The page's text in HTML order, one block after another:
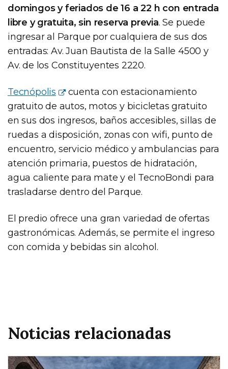
domingos y feriados de 16 a 22 h con entrada
libre y gratuita, sin reserva previa. Se puede
ingresar al Parque por cualquiera de sus dos
entradas: Av. Juan Bautista de la Salle 4500 y
Av. de los Constituyentes 2220.
Tecnópolis
cuenta con estacionamiento
gratuito de autos, motos y bicicletas gratuito
en sus dos ingresos, baños accesibles, sillas de
ruedas a disposición, zonas con wifi, punto de
encuentro, servicio médico y ambulancias para
atención primaria, puestos de hidratación,
agua caliente para mate y el TecnoBondi para
trasladarse dentro del Parque.
El predio ofrece una gran variedad de ofertas
gastronómicas. Además, se permite el ingreso
con comida y bebidas sin alcohol.
Noticias relacionadas